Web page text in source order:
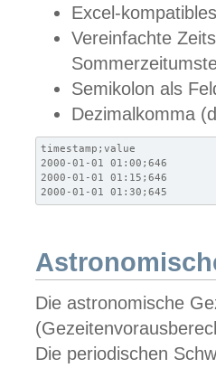
Excel-
Vereinfachte
Semikolon als
Dezimalkomma
timestamp;value
2000-01-01 01:00;646
2000-01-01 01:15;646
2000-01-01 01:30;645
Die astronomische
Die periodischen